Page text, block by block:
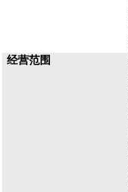
经营范围